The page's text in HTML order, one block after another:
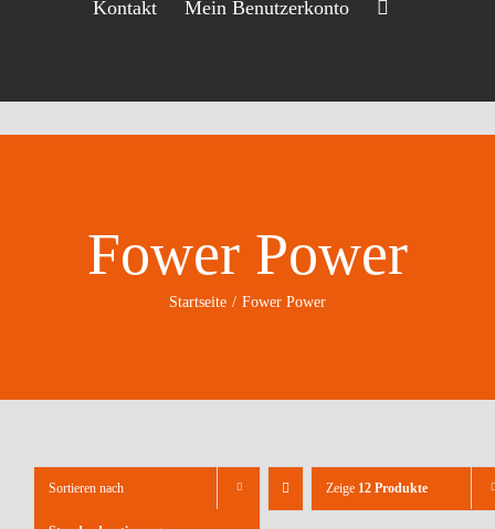
Kontakt Mein Benutzerkonto
Fower Power
Startseite Fower Power
Sortieren nach Zeige 12 Produkte